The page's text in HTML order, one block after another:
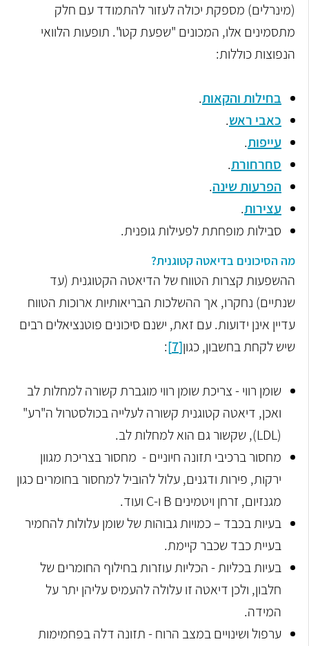
(מינרלים) מספקת יכולה לעזור להתמודד עם חלק
מתסמינים אלו, המכונים "שפעת קטו". תופעות הלוואי
הנפוצות כוללות:
בחילות והקאות.
כאבי ראש.
עייפות.
סחרחורת.
הפרעות שינה.
עצירות.
סבילות מופחתת לפעילות גופנית.
מה הסיכונים בדיאטה קטוגנית?
ההשפעות קצרות הטווח של הדיאטה הקטוגנית (עד
שנתיים) נחקרו, אך ההשלכות הבריאותיות ארוכות הטווח
עדיין אינן ידועות. עם זאת, ישנם סיכונים פוטנציאלים רבים
שיש לקחת בחשבון, כגון[7]
:
שומן רווי - צריכת שומן רווי מוגברת קשורה למחלות לב
ואכן, דיאטה קטוגנית קשורה לעלייה בכולסטרול ה"רע"
(
LDL), שקשור גם הוא למחלות לב.
מחסור ברכיבי תזונה חיוניים - מחסור בצריכת מגוון
ירקות, פירות ודגנים, עלול להוביל למחסור בחומרים כגון
מגנזיום, זרחן ויטמינים B ו-C ועוד.
בעיות בכבד – כמויות גבוהות של שומן עלולות להחמיר
בעיית כבד שכבר קיימת.
בעיות בכליות - הכליות עוזרות בחילוף החומרים של
חלבון, ולכן דיאטה זו עלולה להעמיס עליהן יתר על
המידה.
ערפול ושינויים במצב הרוח - תזונה דלה בפחמימות